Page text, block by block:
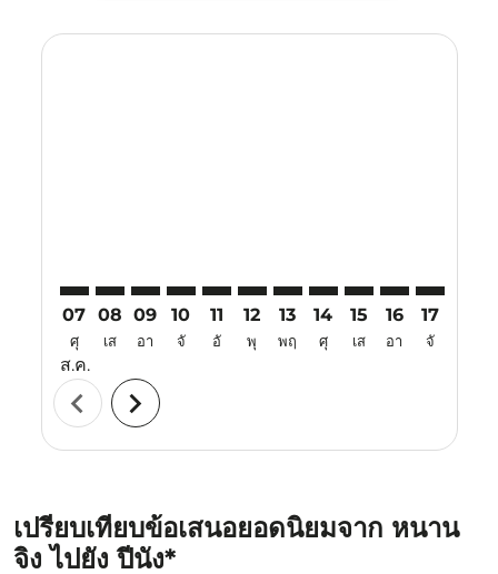
07
ศุ
ส.ค.
08
เส
09
อา
10
จั
11
อั
12
พุ
13
พฤ
14
ศุ
15
เส
16
อา
17
จั
chevron_left chevron_right
เปรียบเทียบข้อเสนอยอดนิยมจาก หนาน
จิง ไปยัง ปีนัง*